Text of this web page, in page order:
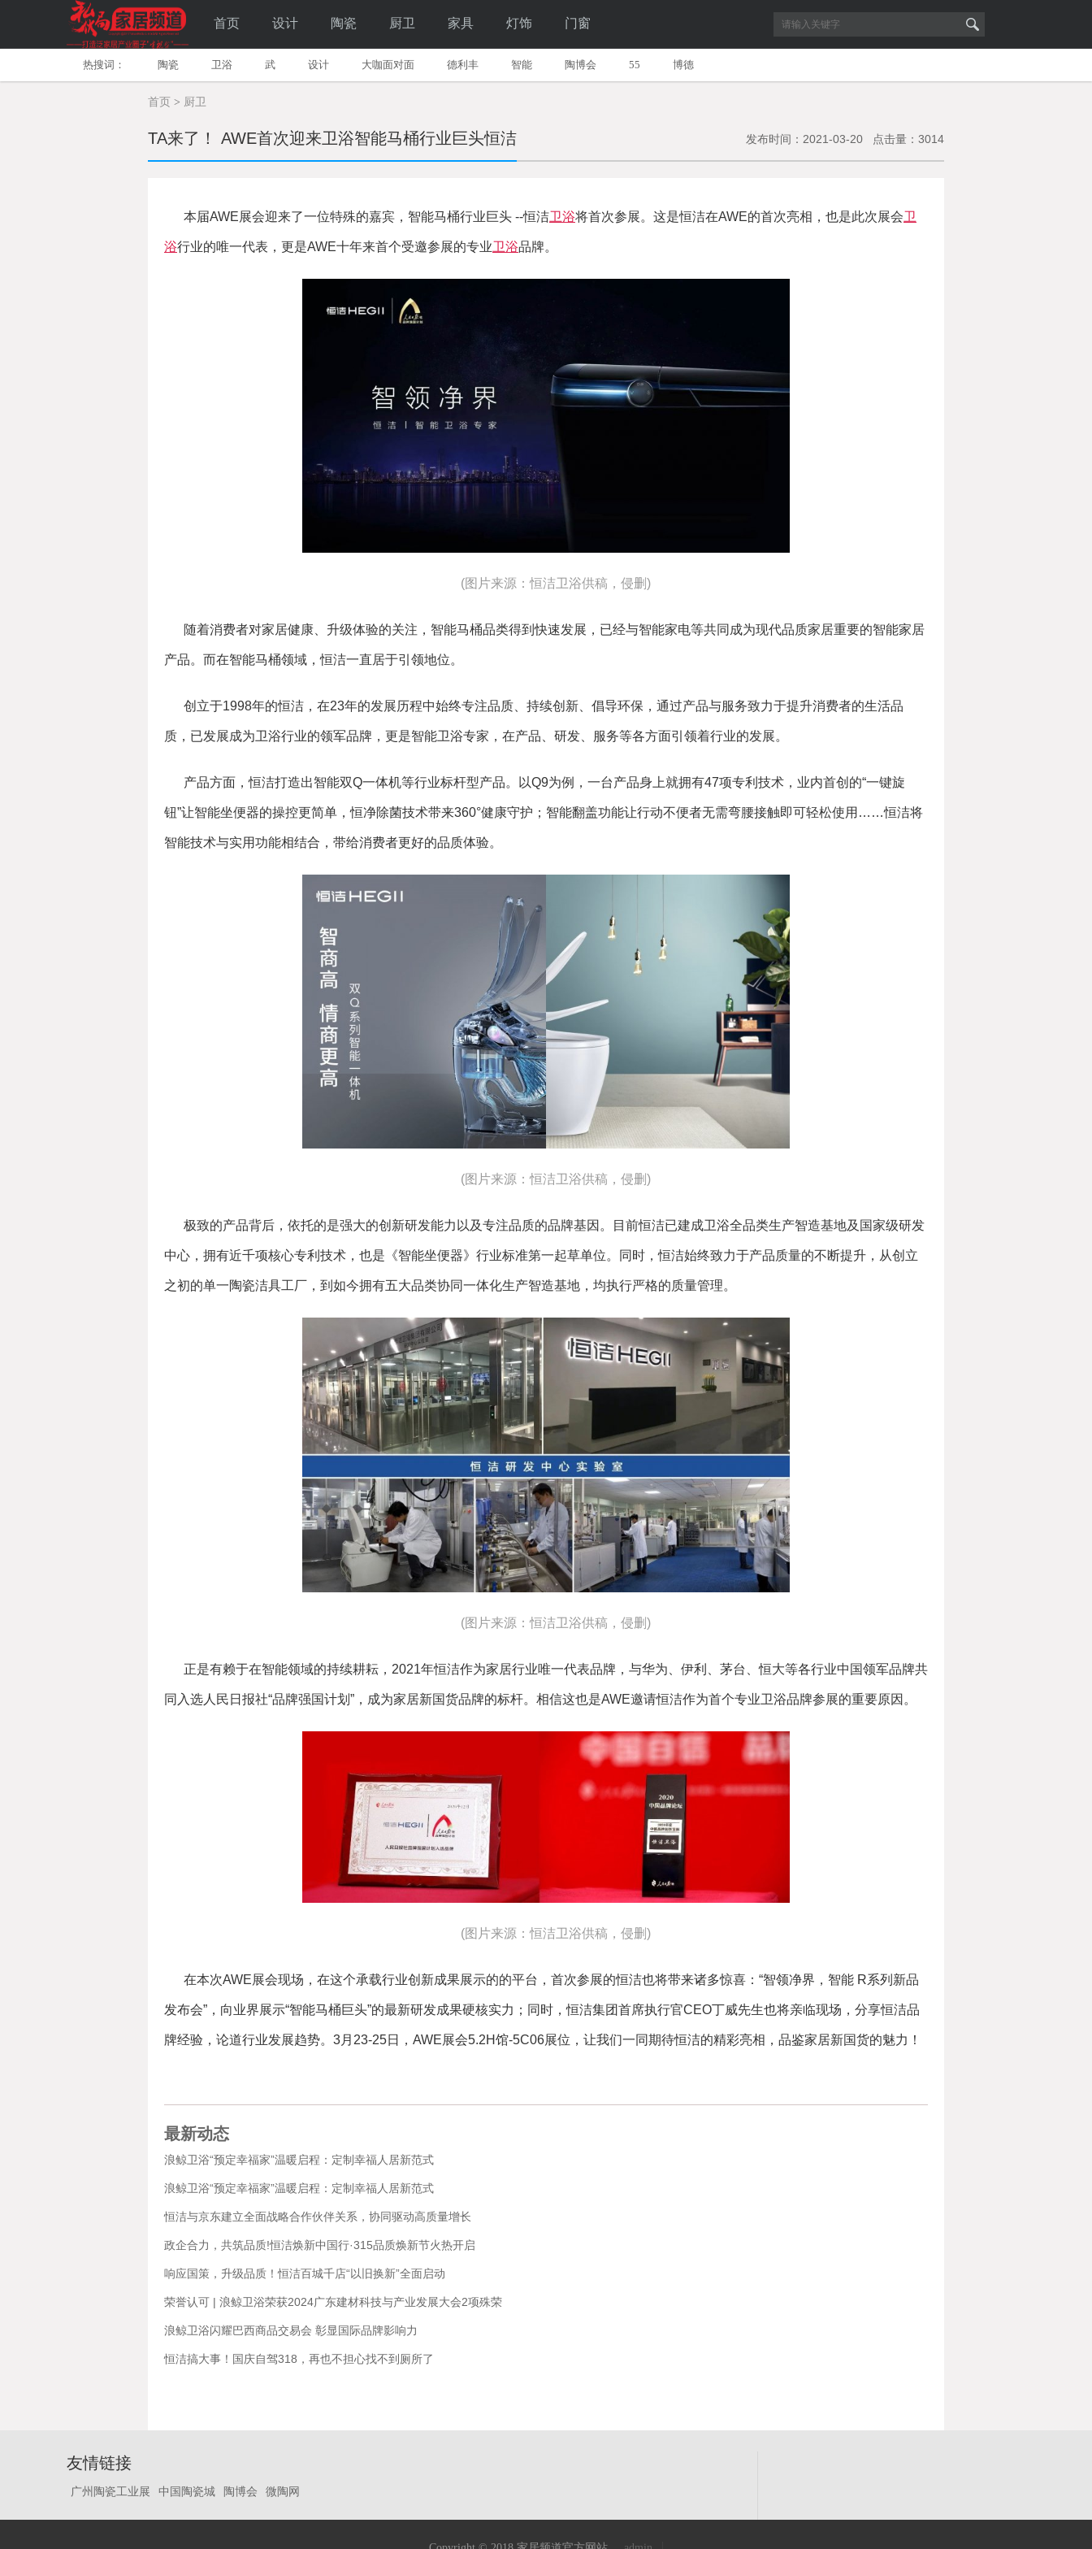
首页 设计 陶瓷 厨卫 家具 灯饰 门窗
热搜词： 陶瓷 卫浴 武 设计 大咖面对面 德利丰 智能 陶博会 55 博德
首页 > 厨卫
TA来了！ AWE首次迎来卫浴智能马桶行业巨头恒洁 发布时间：2021-03-20 点击量：3014
本届AWE展会迎来了一位特殊的嘉宾，智能马桶行业巨头 --恒洁卫浴将首次参展。这是恒洁在AWE的首次亮相，也是此次展会卫
浴行业的唯一代表，更是AWE十年来首个受邀参展的专业卫浴品牌。
(图片来源：恒洁卫浴供稿，侵删)
随着消费者对家居健康、升级体验的关注，智能马桶品类得到快速发展，已经与智能家电等共同成为现代品质家居重要的智能家居
产品。而在智能马桶领域，恒洁一直居于引领地位。
创立于1998年的恒洁，在23年的发展历程中始终专注品质、持续创新、倡导环保，通过产品与服务致力于提升消费者的生活品
质，已发展成为卫浴行业的领军品牌，更是智能卫浴专家，在产品、研发、服务等各方面引领着行业的发展。
产品方面，恒洁打造出智能双Q一体机等行业标杆型产品。以Q9为例，一台产品身上就拥有47项专利技术，业内首创的“一键旋
钮”让智能坐便器的操控更简单，恒净除菌技术带来360°健康守护；智能翻盖功能让行动不便者无需弯腰接触即可轻松使用……恒洁将
智能技术与实用功能相结合，带给消费者更好的品质体验。
(图片来源：恒洁卫浴供稿，侵删)
极致的产品背后，依托的是强大的创新研发能力以及专注品质的品牌基因。目前恒洁已建成卫浴全品类生产智造基地及国家级研发
中心，拥有近千项核心专利技术，也是《智能坐便器》行业标准第一起草单位。同时，恒洁始终致力于产品质量的不断提升，从创立
之初的单一陶瓷洁具工厂，到如今拥有五大品类协同一体化生产智造基地，均执行严格的质量管理。
(图片来源：恒洁卫浴供稿，侵删)
正是有赖于在智能领域的持续耕耘，2021年恒洁作为家居行业唯一代表品牌，与华为、伊利、茅台、恒大等各行业中国领军品牌共
同入选人民日报社“品牌强国计划”，成为家居新国货品牌的标杆。相信这也是AWE邀请恒洁作为首个专业卫浴品牌参展的重要原因。
(图片来源：恒洁卫浴供稿，侵删)
在本次AWE展会现场，在这个承载行业创新成果展示的的平台，首次参展的恒洁也将带来诸多惊喜：“智领净界，智能 R系列新品
发布会”，向业界展示“智能马桶巨头”的最新研发成果硬核实力；同时，恒洁集团首席执行官CEO丁威先生也将亲临现场，分享恒洁品
牌经验，论道行业发展趋势。3月23-25日，AWE展会5.2H馆-5C06展位，让我们一同期待恒洁的精彩亮相，品鉴家居新国货的魅力！
最新动态
浪鲸卫浴“预定幸福家”温暖启程：定制幸福人居新范式
浪鲸卫浴“预定幸福家”温暖启程：定制幸福人居新范式
恒洁与京东建立全面战略合作伙伴关系，协同驱动高质量增长
政企合力，共筑品质!恒洁焕新中国行·315品质焕新节火热开启
响应国策，升级品质！恒洁百城千店“以旧换新”全面启动
荣誉认可 | 浪鲸卫浴荣获2024广东建材科技与产业发展大会2项殊荣
浪鲸卫浴闪耀巴西商品交易会 彰显国际品牌影响力
恒洁搞大事！国庆自驾318，再也不担心找不到厕所了
友情链接
广州陶瓷工业展 中国陶瓷城 陶博会 微陶网